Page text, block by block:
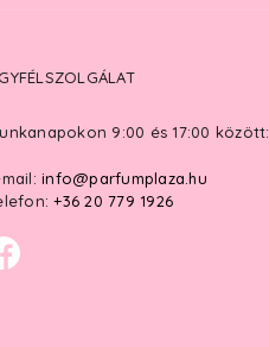
9:00 és 17:00 között:
info@parfumplaza.hu
+36 20 779 1926